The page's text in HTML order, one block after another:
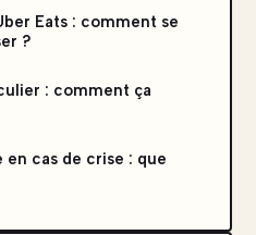
Eats : comment se
?
: comment ça
en cas de crise : que